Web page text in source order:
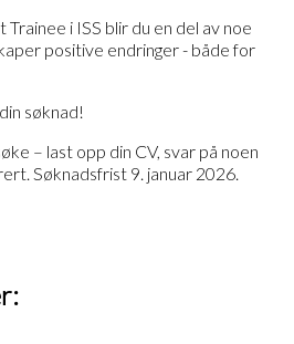
i ISS blir du en del av noe
positive endringer - både for
søknad!
– last opp din CV, svar på noen
Søknadsfrist 9. januar 2026.